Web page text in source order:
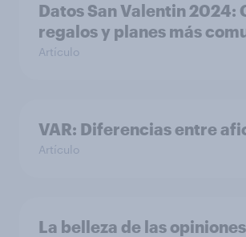
Datos San Valentin 2024:
regalos y planes más
Artículo
VAR: Diferencias entre
Artículo
La belleza de las